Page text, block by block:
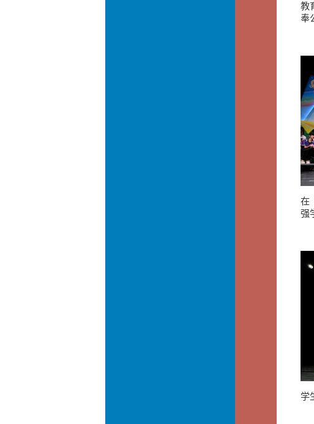
教
奉
在
强
学